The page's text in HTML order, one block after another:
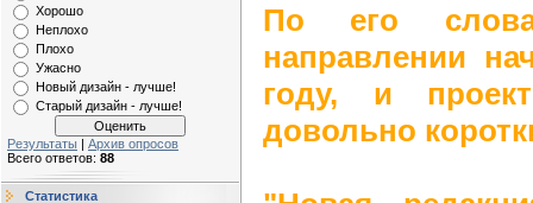
Хорошо
Неплохо
Плохо
Ужасно
Новый дизайн - лучше!
Старый дизайн - лучше!
Результаты | Архив опросов
Всего ответов: 88
Статистика
По его
направлении
году, и
довольно